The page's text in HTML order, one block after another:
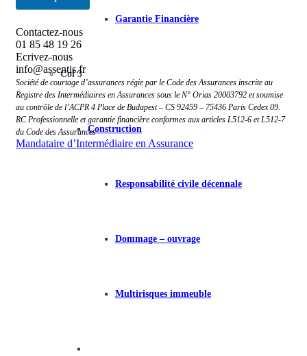
Garantie Financière
Col 3
Construction
Responsabilité civile décennale
Dommage – ouvrage
Multirisques immeuble
e
Contactez-nous
01 85 48 19 26
Ecrivez-nous
info@assentis.fr
Société de courtage d’assurances régie par le Code des Assurances inscrite au
Registre des Intermédiaires en Assurances sous le N° Orias 20003792 et soumise
au contrôle de l’ACPR 4 Place de Budapest – CS 92459 – 75436 Paris Cedex 09.
RC Professionnelle et garantie financière conformes aux articles L512-6 et L512-7
du Code des Assurances
Mandataire d’Intermédiaire en Assurance